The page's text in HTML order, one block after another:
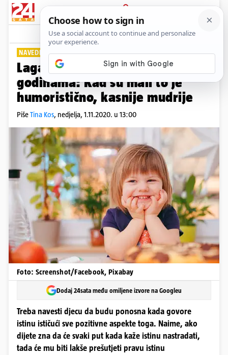
PRIJAVA
Lifestyle Komentari
NAVEDITE IH DA KAŽU ISTINU
Laganje se kod djece mijenja s
godinama: Kad su mali to je
humoristično, kasnije mudrije
PišeTina Kos, nedjelja, 1.11.2020. u 13:00
Foto: Screenshot/Facebook, Pixabay
Dodaj 24sata među omiljene izvore na Googleu
Treba navesti djecu da budu ponosna kada govore
istinu ističući sve pozitivne aspekte toga. Naime, ako
dijete zna da će svaki put kada kaže istinu nastradati,
tada će mu biti lakše prešutjeti pravu istinu